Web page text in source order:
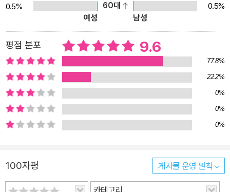
만난다! 우리는 MP3를 음악을 듣기 위한 도구라고 생각한다. 문학이
MP3의 기존 개념에 도전장을 냈다. 작품의 전문은 책으로 감상하고,
줄거리와 해설은 MP3로 이동하면서도 들을 수 있도록 했다. MP3로
작품의 전문을 듣는 것은 많은 시간이 소요되어 비효율적일 수 있지
만, 줄거리나 해설을 눈으로 읽고 귀로 듣는 것은 작품을 쉽고 재미있
게 이해하는 방법이 될 수 있다. 주요 작품의 MP3는 리베르 출판사
블로그(http://blog.naver.com/liber_book)에서 다운받아 감상
할 수 있다.
0.5%
60대
0.5%
여성
남성
평점 분포 9.6
77.8%
22.2%
0%
0%
0%
100자평 게시물 운영 원칙